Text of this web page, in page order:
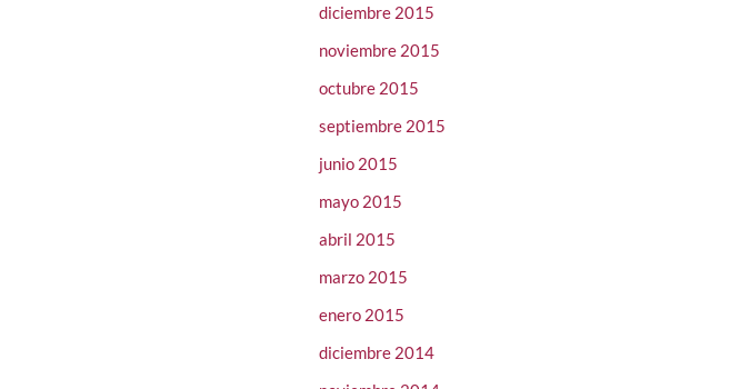
diciembre 2015
noviembre 2015
octubre 2015
septiembre 2015
junio 2015
mayo 2015
abril 2015
marzo 2015
enero 2015
diciembre 2014